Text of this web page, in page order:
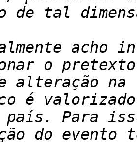
acho
alteração na
país. Para